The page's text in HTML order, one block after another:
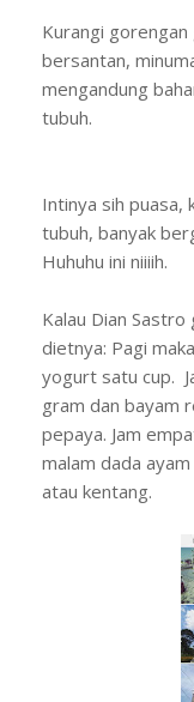
Kurangi gorengan
bersantan,
mengandung
tubuh.
Intinya sih puasa,
tubuh, banyak
Huhuhu ini niiiih.
Kalau Dian
dietnya: Pagi
yogurt satu cup.
gram dan bayam
pepaya. Jam
malam dada
atau kentang.